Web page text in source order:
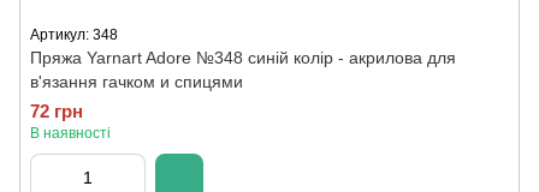
Артикул: 348
Пряжа Yarnart Adore №348 синій колір - акрилова для
в'язання гачком и спицями
72 грн
В наявності